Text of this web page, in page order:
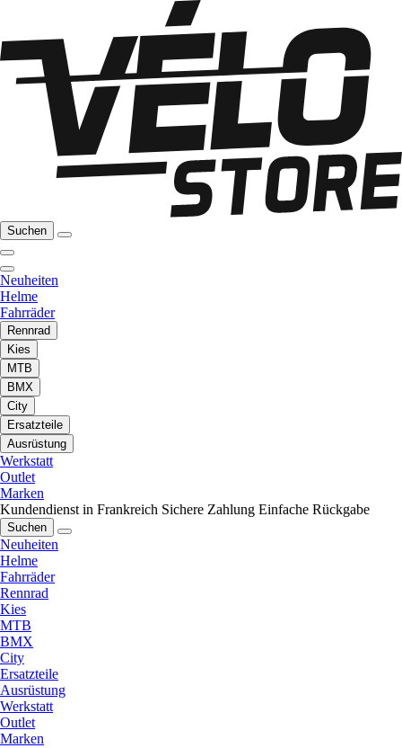
Suchen
Neuheiten
Helme
Fahrräder
Rennrad
Kies
MTB
BMX
City
Ersatzteile
Ausrüstung
Werkstatt
Outlet
Marken
Kundendienst in Frankreich Sichere Zahlung Einfache Rückgabe
Suchen
Neuheiten
Helme
Fahrräder
Rennrad
Kies
MTB
BMX
City
Ersatzteile
Ausrüstung
Werkstatt
Outlet
Marken